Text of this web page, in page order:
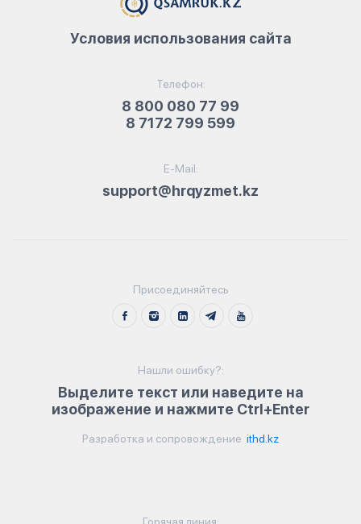
Телефон:
8 800 080 77 99
8 7172 799 599
E-Mail:
support@hrqyzmet.kz
Условия использования сайта
Присоединяйтесь
Нашли ошибку?:
Выделите текст или наведите на
изображение и нажмите Ctrl+Enter
Разработка и сопровождение ithd.kz